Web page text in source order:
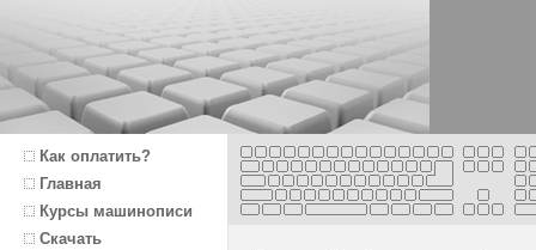
Как оплатить?
Главная
Курсы машинописи
Скачать